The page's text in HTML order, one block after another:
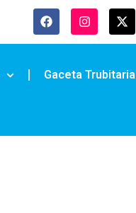
Gaceta Trubitaria